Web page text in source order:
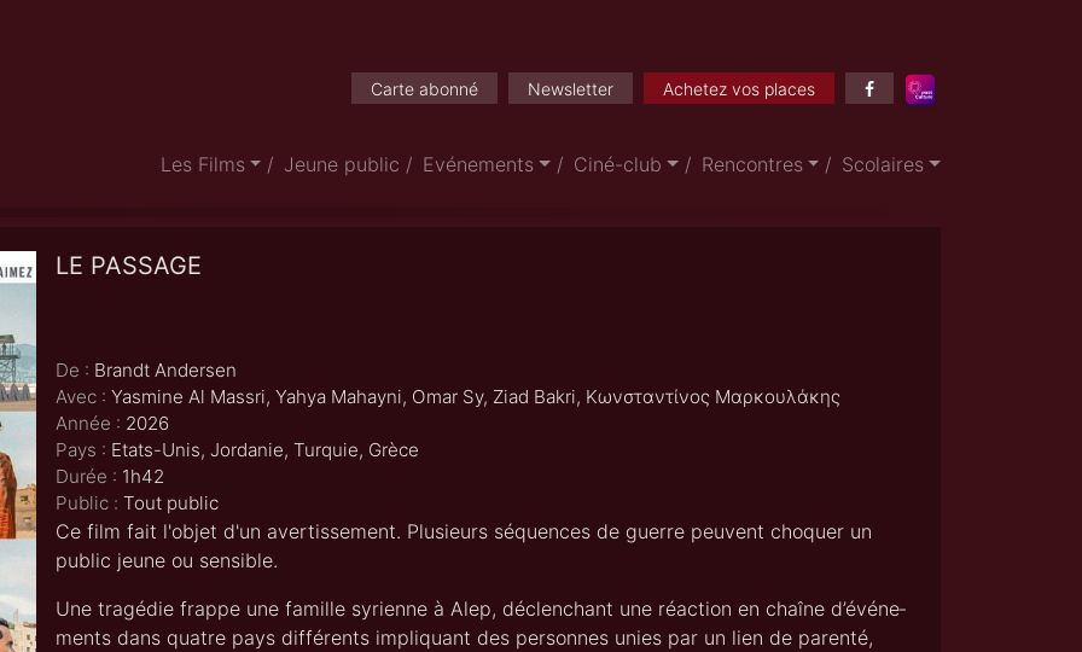
Carte abonné Newsletter Achetez vos places
Les Films Jeune public Evénements Ciné-club Rencontres Scolaires
LE PASSAGE
De : Brandt Andersen
Avec : Yasmine Al Massri, Yahya Mahayni, Omar Sy, Ziad Bakri, Κωνσταντίνος Μαρκουλάκης
Année : 2026
Pays : Etats-Unis, Jordanie, Turquie, Grèce
Durée : 1h42
Public : Tout public
Ce film fait l'objet d'un avertissement. Plusieurs séquences de guerre peuvent choquer un
public jeune ou sensible.
Une tra­gé­die frappe une famille syrienne à Alep, déclen­chant une réac­tion en chaîne d’é­vé­ne­
ments dans quatre pays dif­fé­rents impli­quant des per­sonnes unies par un lien de paren­té,